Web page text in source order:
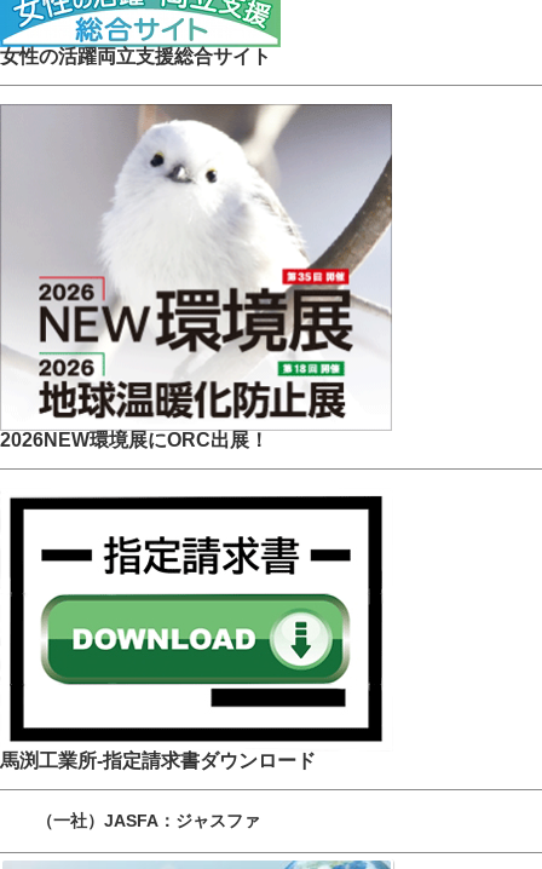
女性の活躍両立支援総合サイト
2026NEW環境展にORC出展！
馬渕工業所-指定請求書ダウンロード
（一社）JASFA：ジャスファ